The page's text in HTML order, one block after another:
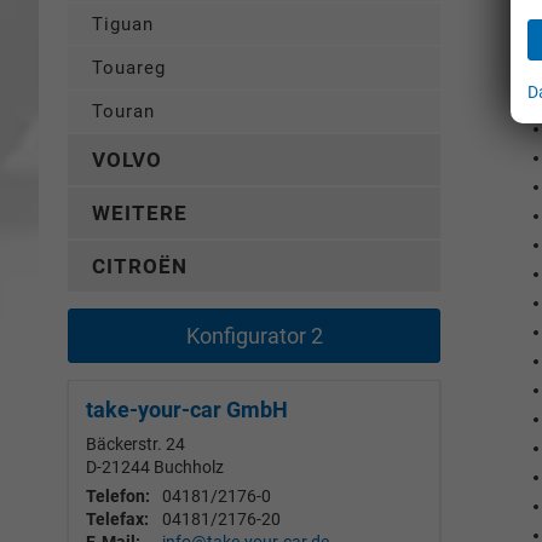
Tiguan
Touareg
Touran
VOLVO
WEITERE
CITROËN
Konfigurator 2
take-your-car GmbH
Bäckerstr. 24
D-21244 Buchholz
Telefon:
04181/2176-0
Telefax:
04181/2176-20